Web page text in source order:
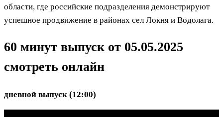
области, где российские подразделения демонстрируют
успешное продвижение в районах сел Локня и Водолага.
60 минут выпуск от 05.05.2025
смотреть онлайн
дневной выпуск (12:00)